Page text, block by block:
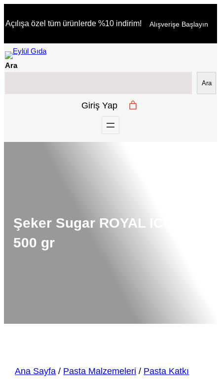
geç
Açılışa özel tüm ürünlerde %10 indirim! Alışverişe Başlayın
Ara
Ara
Giriş Yap
Şeker Sugar ROYAL ICING
500 gr
Ana Sayfa / Pasta Malzemeleri / Pasta Katkı